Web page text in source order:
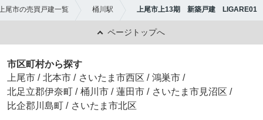
尾市の売買戸建一覧 桶川駅 上尾市上13期 新築戸建 LIGARE01
ページトップへ
市区町村から探す
上尾市 / 北本市 / さいたま市西区 / 鴻巣市 /
北足立郡伊奈町 / 桶川市 / 蓮田市 / さいたま市見沼区 /
比企郡川島町 / さいたま市北区